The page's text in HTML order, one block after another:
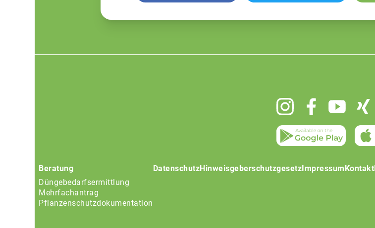
Beratung
Düngebedarfsermittlung
Mehrfachantrag
Pflanzenschutzdokumentation
DatenschutzHinweisgeberschutzgesetz Impressum Kontakt